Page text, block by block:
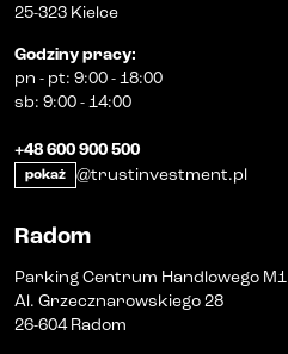
25-323 Kielce
Godziny pracy:
pn - pt: 9:00 - 18:00
sb: 9:00 - 14:00
+48 600 900 500
pokaż @trustinvestment.pl
Radom
Parking Centrum Handlowego M1
Al. Grzecznarowskiego 28
26-604 Radom